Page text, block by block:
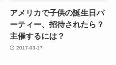
アメリカで子供の誕生日パ
ーティー、招待されたら？
主催するには？
2017-03-17